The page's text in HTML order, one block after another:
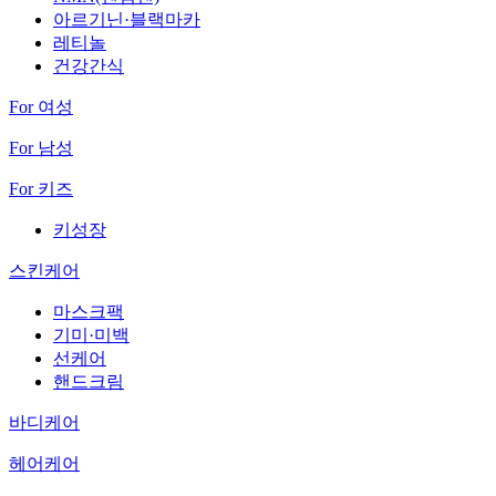
아르기닌·블랙마카
레티놀
건강간식
For 여성
For 남성
For 키즈
키성장
스킨케어
마스크팩
기미·미백
선케어
핸드크림
바디케어
헤어케어